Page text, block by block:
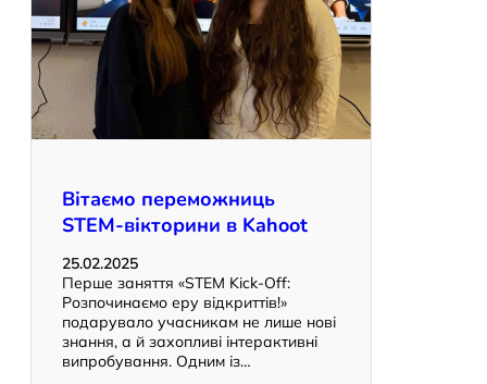
Вітаємо переможниць
STEM-вікторини в Kahoot
25.02.2025
Перше заняття «STEM Kick-Off:
Розпочинаємо еру відкриттів!»
подарувало учасникам не лише нові
знання, а й захопливі інтерактивні
випробування. Одним із…